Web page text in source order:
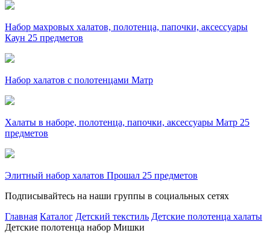
Набор махровых халатов, полотенца, папочки, аксессуары
Каун 25 предметов
Набор халатов с полотенцами Матр
Халаты в наборе, полотенца, папочки, аксессуары Матр 25
предметов
Элитный набор халатов Прошал 25 предметов
Подписывайтесь на наши группы в социальных сетях
Главная Каталог Детский текстиль Детские полотенца халаты
Детские полотенца набор Мишки